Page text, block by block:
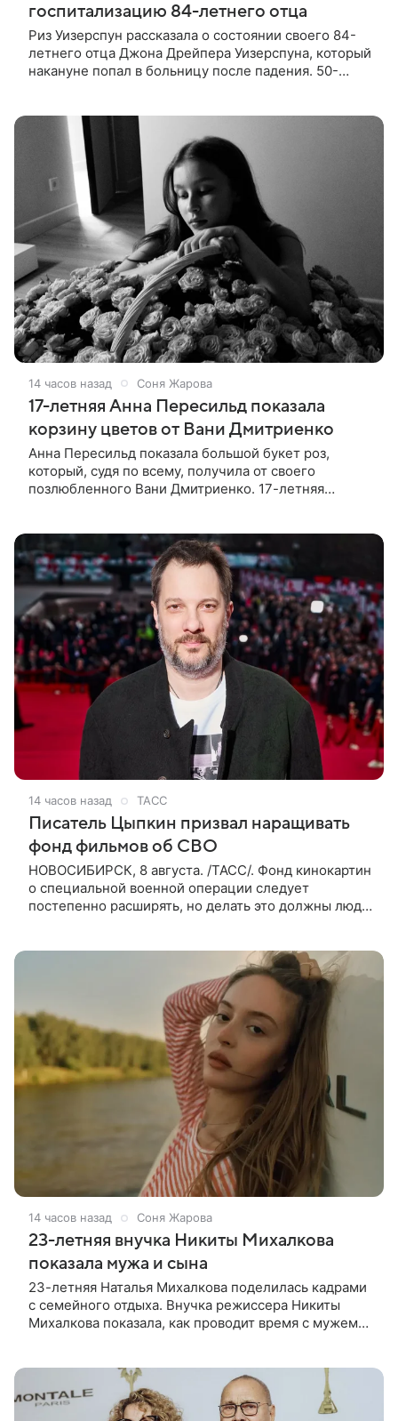
госпитализацию 84-летнего отца
Риз Уизерспун рассказала о состоянии своего 84-
летнего отца Джона Дрейпера Уизерспуна, который
накануне попал в больницу после падения. 50-
14 часов назад Соня Жарова
17-летняя Анна Пересильд показала
корзину цветов от Вани Дмитриенко
Анна Пересильд показала большой букет роз,
который, судя по всему, получилa от своего
позлюбленного Вани Дмитриенко. 17-летняя
14 часов назад ТАСС
Писатель Цыпкин призвал наращивать
фонд фильмов об СВО
НОВОСИБИРСК, 8 августа. /ТАСС/. Фонд кинокартин
о специальной военной операции следует
постепенно расширять, но делать это должны люди,
14 часов назад Соня Жарова
23-летняя внучка Никиты Михалкова
показала мужа и сына
23-летняя Наталья Михалкова поделилась кадрами
с семейного отдыха. Внучка режиссера Никиты
Михалкова показала, как проводит время с мужем